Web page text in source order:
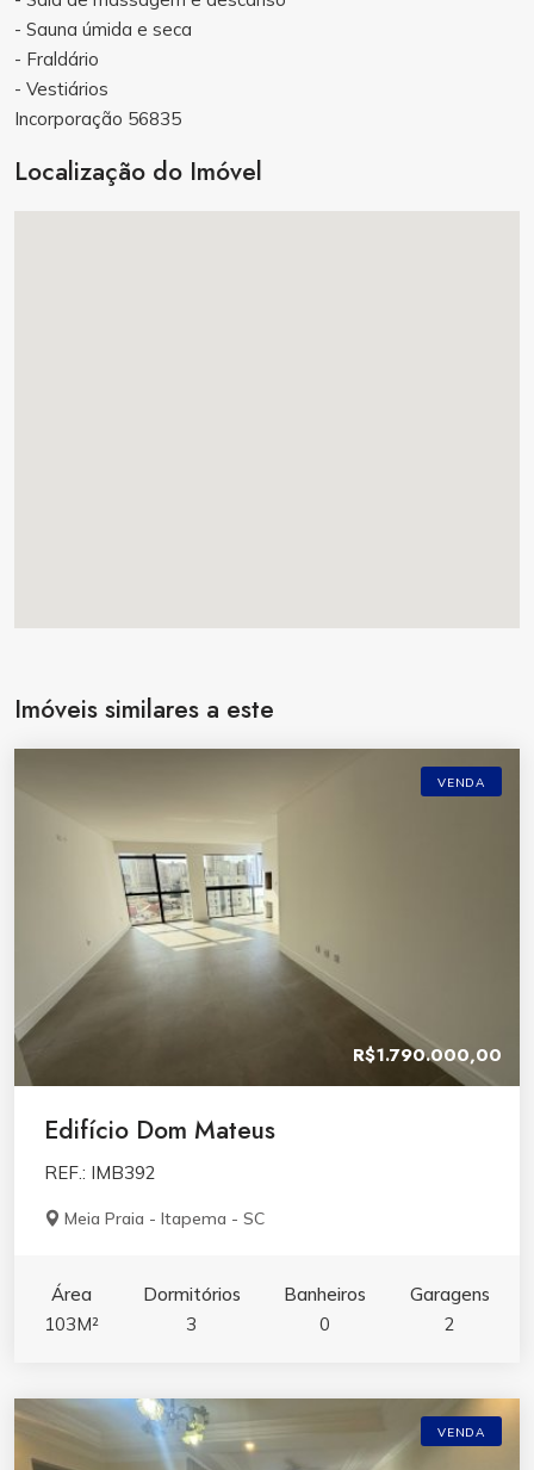
- Sauna úmida e seca
- Fraldário
- Vestiários
Incorporação 56835
Localização do Imóvel
Imóveis similares a este
VENDA
R$1.790.000,00
Edifício Dom Mateus
REF.: IMB392
Meia Praia - Itapema - SC
Área
103M²
Dormitórios
3
Banheiros
0
Garagens
2
VENDA